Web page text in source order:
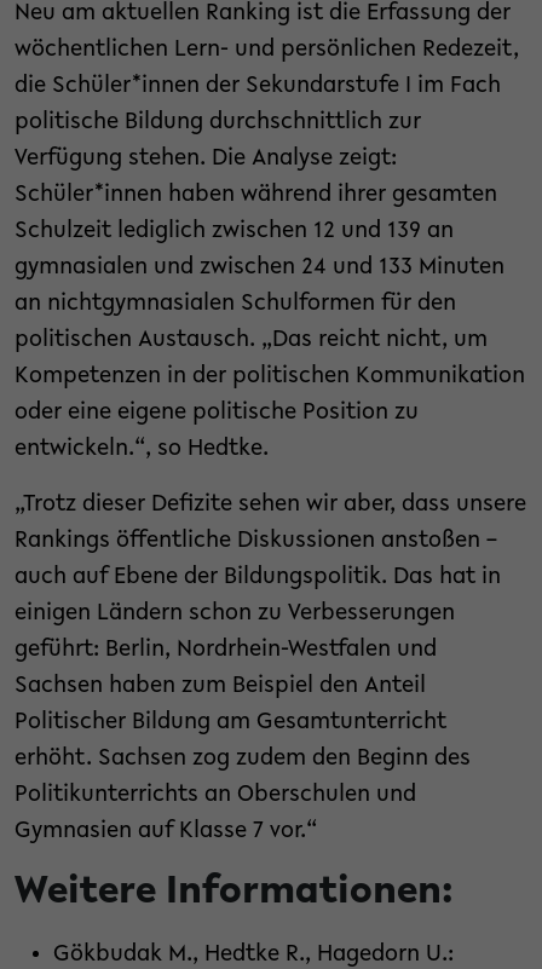
Neu am aktuellen Ranking ist die Erfassung der
wöchentlichen Lern- und persönlichen Redezeit,
die Schüler*innen der Sekundarstufe I im Fach
politische Bildung durchschnittlich zur
Verfügung stehen. Die Analyse zeigt:
Schüler*innen haben während ihrer gesamten
Schulzeit lediglich zwischen 12 und 139 an
gymnasialen und zwischen 24 und 133 Minuten
an nichtgymnasialen Schulformen für den
politischen Austausch. „Das reicht nicht, um
Kompetenzen in der politischen Kommunikation
oder eine eigene politische Position zu
entwickeln.“, so Hedtke.
„Trotz dieser Defizite sehen wir aber, dass unsere
Rankings öffentliche Diskussionen anstoßen –
auch auf Ebene der Bildungspolitik. Das hat in
einigen Ländern schon zu Verbesserungen
geführt: Berlin, Nordrhein-Westfalen und
Sachsen haben zum Beispiel den Anteil
Politischer Bildung am Gesamtunterricht
erhöht. Sachsen zog zudem den Beginn des
Politikunterrichts an Oberschulen und
Gymnasien auf Klasse 7 vor.“
Weitere Informationen:
Gökbudak M., Hedtke R., Hagedorn U.: